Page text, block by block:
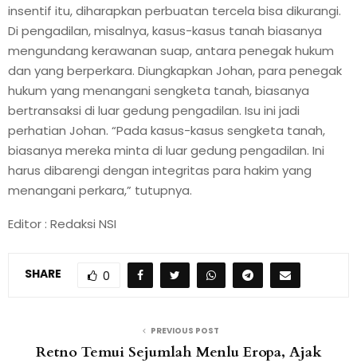
insentif itu, diharapkan perbuatan tercela bisa dikurangi.
Di pengadilan, misalnya, kasus-kasus tanah biasanya
mengundang kerawanan suap, antara penegak hukum
dan yang berperkara. Diungkapkan Johan, para penegak
hukum yang menangani sengketa tanah, biasanya
bertransaksi di luar gedung pengadilan. Isu ini jadi
perhatian Johan. “Pada kasus-kasus sengketa tanah,
biasanya mereka minta di luar gedung pengadilan. Ini
harus dibarengi dengan integritas para hakim yang
menangani perkara,” tutupnya.
Editor : Redaksi NSI
SHARE 0
PREVIOUS POST
Retno Temui Sejumlah Menlu Eropa, Ajak